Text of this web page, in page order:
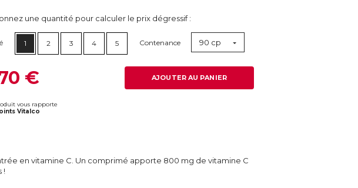
une quantité pour calculer le prix dégressif :
1 2 3 4 5 Contenance 90 cp
€ AJOUTER AU PANIER
vous rapporte
Vitalco
en vitamine C. Un comprimé apporte 800 mg de vitamine C
!